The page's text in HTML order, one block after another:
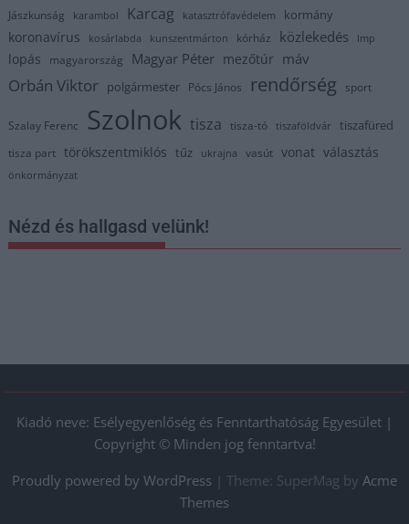
Jászkunság karambol Karcag katasztrófavédelem kormány
koronavírus kosárlabda kunszentmárton kórház közlekedés lmp
lopás magyarország Magyar Péter mezőtúr máv
Orbán Viktor polgármester Pócs János rendőrség sport
Szalay Ferenc Szolnok tisza tisza-tó tiszaföldvár tiszafüred
tisza part törökszentmiklós tűz ukrajna vasút vonat választás
önkormányzat
Nézd és hallgasd velünk!
Kiadó neve: Esélyegyenlőség és Fenntarthatóság Egyesület |
Copyright © Minden jog fenntartva!
Proudly powered by WordPress
Theme: SuperMag by Acme
Themes